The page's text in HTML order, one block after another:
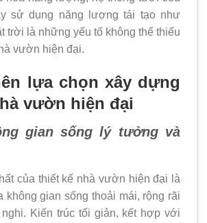
sử dụng năng lượng tái tạo như
trời là những yếu tố không thể thiếu
vườn hiện đại.
lựa chọn xây dựng
vườn hiện đại
gian sống lý tưởng và
của thiết kế nhà vườn hiện đại là
không gian sống thoải mái, rộng rãi
Kiến trúc tối giản, kết hợp với